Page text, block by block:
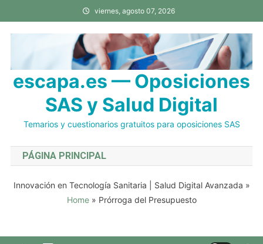
al
contenido
viernes, agosto 07, 2026
escapa.es — Oposiciones
SAS y Salud Digital
Temarios y cuestionarios gratuitos para oposiciones SAS
PÁGINA PRINCIPAL
Innovación en Tecnología Sanitaria | Salud Digital Avanzada »
Home » Prórroga del Presupuesto